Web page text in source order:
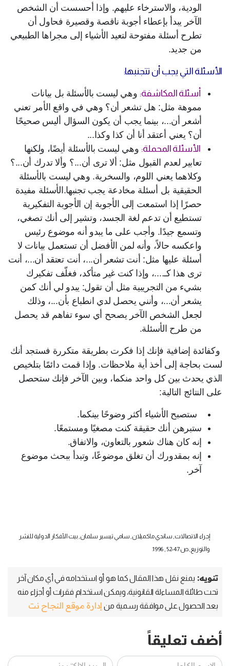
الودية، والاسترخاء عليهم. وإذا أحسست أن الشخص
الآخر يبدأ بإعطاء أجوبة ناقصة وقصيرة فحاول أن
تطرح أسئلة مفتوحة لتعيد الأشياء إلى مجراها الطبيعي
من جديد.
الأسئلة التي يجب أن تتجنبها:
أسئلة المكاشفة: وهي ليست بالأسئلة بل بيانات
مموهة مثل: هل تشعر أن؟ وهي في واقع الأمر تعني
أشعر أن...، بينما يجب أن يكون السؤال أليس صحيحًا
أن؟ يعني أعتقد أنا أن كذا وكذا...
الأسئلة المحملة: وهي ليست بالأسئلة أيضًا، ولكنها
تعابير لعدم القبول مثل: ألا ترى أن...؟ وألا تدرك أن...؟
وكلاهما يعني اللوم، والسخرية. وهي ليست بالأسئلة
الحقيقية بل أسئلة مخادعة يجب تجنبها.الأسئلة مفيدة
حصرًا إذا استمعت إلى الأجوبة إن الأجوبة التفكيرية
تستطيع أن تدعم لغة الجسد، وتشير إلى أنك تصغي،
وتسمع جيدًا. وأجب على ما يبدو أنه موضوع رئيس
واعكسه حالاً، وأنه لمن الأفضل أن تستعمل بيانات لا
أسئلة عليها مثل: أنت تشعر أن...، أنت تعتقد أن...، أنت
ترى هذا كـ....، وإذا كنت غير متأكد، فغلّف تفكيرك
بشيء من التجريبية مثل أن تقول: يبدو لي أنك كمن
يشعر أن...، وأنني يحصل لدي انطباع بأن...، وذلك
لجعل الشخص الآخر يصحح أي سوء تفاهم قد يحصل
من طرح الأسئلة.
وكفائدة إضافية فإنك إذا فكرت بطريقة متكررة فستجد أنك
لست بحاجة إلى أخذ أية ملاحظات. وإذا قمت دائمًا بتلخيص
الذي يحدث بين كل واحد منكما، وبين الآخر فإنك ستحصل
على النتائج التالية:
ستصبح الأشياء أكثر وضوحًا بينكما.
ستبرهن أنك حقيقة كنت مصغيًا ومستمعًا.
إنه كان هناك شعور بالتعاون، والاتفاق.
إنه بمقدورك أن تغلق موضوعًا، وتبدأ ببحث موضوع
آخر.
إجراء الاتصالات, ساندي ماكميلان, سامي تيسير سلمان, بيت الأفكار الدولية للنشر
والتوزيع,ص 47-52 , 1996.
تنويه: يمنع نقل هذا المقال كما هو أو استخدامه في أي مكان آخر
تحت طائلة المساءلة القانونية، ويمكن استخدام فقرات أو أجزاء منه
بعد الحصول على موافقة رسمية من إدارة موقع النجاح نت
أضف تعليقاً